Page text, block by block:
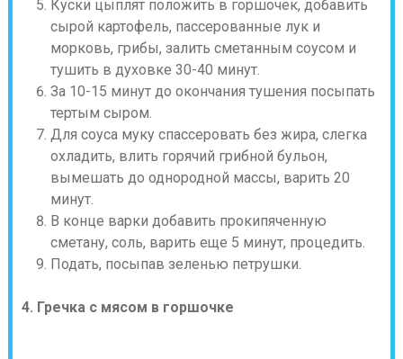
Куски цыплят положить в горшочек, добавить
сырой картофель, пассерованные лук и
морковь, грибы, залить сметанным соусом и
тушить в духовке 30-40 минут.
За 10-15 минут до окончания тушения посыпать
тертым сыром.
Для соуса муку спассеровать без жира, слегка
охладить, влить горячий грибной бульон,
вымешать до однородной массы, варить 20
минут.
В конце варки добавить прокипяченную
сметану, соль, варить еще 5 минут, процедить.
Подать, посыпав зеленью петрушки.
4. Гречка с мясом в горшочке